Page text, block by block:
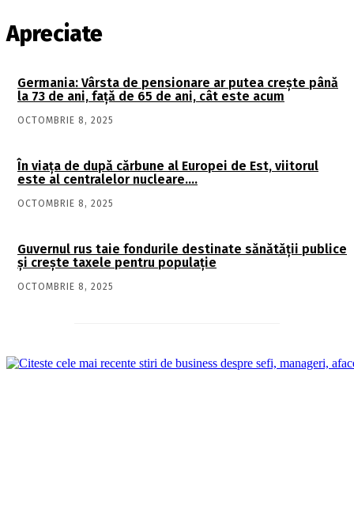
Apreciate
Germania: Vârsta de pensionare ar putea crește până
la 73 de ani, față de 65 de ani, cât este acum
OCTOMBRIE 8, 2025
În viaţa de după cărbune al Europei de Est, viitorul
este al centralelor nucleare….
OCTOMBRIE 8, 2025
Guvernul rus taie fondurile destinate sănătății publice
și crește taxele pentru populație
OCTOMBRIE 8, 2025